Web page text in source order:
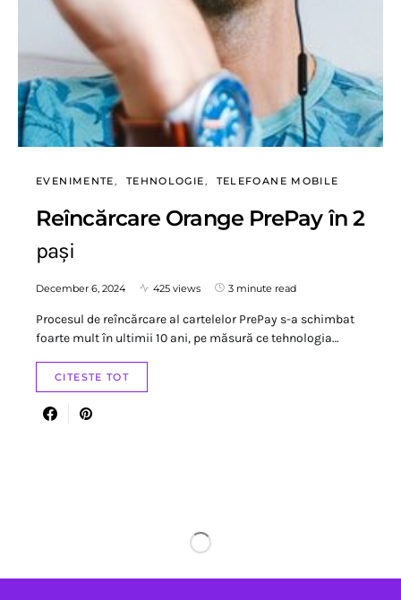
EVENIMENTE TEHNOLOGIE TELEFOANE MOBILE
Reîncărcare Orange PrePay în 2
pași
December 6, 2024 425 views 3 minute read
Procesul de reîncărcare al cartelelor PrePay s-a schimbat
foarte mult în ultimii 10 ani, pe măsură ce tehnologia…
CITESTE TOT